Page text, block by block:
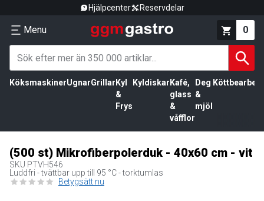
Hjälpcenter Reservdelar
Menu 0
KöksmaskinerUgnarGrillar Kyl
&
Frys
Kyldiskar Kafé,
glass
&
våfflor
Deg
&
mjöl
(500 st) Mikrofiberpolerduk - 40x60 cm - vit
SKU PTVH546
Luddfri - tvättbar upp till 95 °C - torktumlas
Betygsätt nu